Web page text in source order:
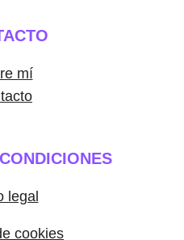
mí
legal
cookies